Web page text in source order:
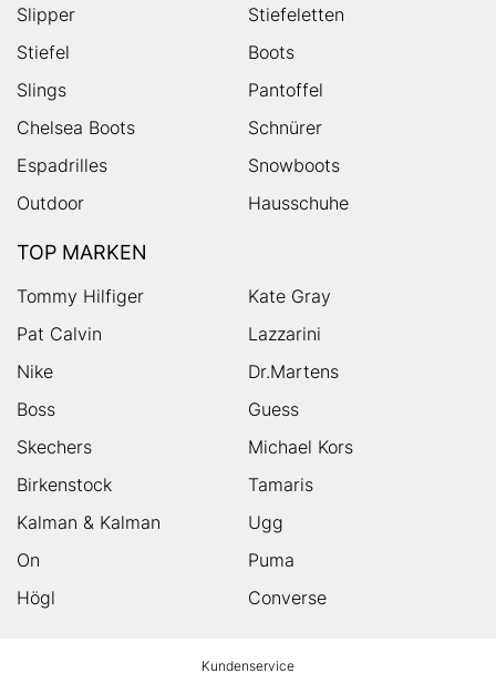
Slipper
Stiefeletten
Stiefel
Boots
Slings
Pantoffel
Chelsea Boots
Schnürer
Espadrilles
Snowboots
Outdoor
Hausschuhe
TOP MARKEN
Tommy Hilfiger
Kate Gray
Pat Calvin
Lazzarini
Nike
Dr.Martens
Boss
Guess
Skechers
Michael Kors
Birkenstock
Tamaris
Kalman & Kalman
Ugg
On
Puma
Högl
Converse
Kundenservice